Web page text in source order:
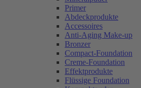
Primer
Abdeckprodukte
Accessoires
Anti-Aging Make-up
Bronzer
Compact-Foundation
Creme-Foundation
Effektprodukte
Flüssige Foundation